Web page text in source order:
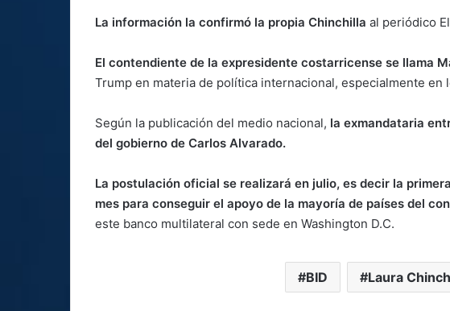
La información la confirmó la propia Chinchilla al periódico
El contendiente de la expresidente costarricense se llama
Trump en materia de política internacional, especialmente en
Según la publicación del medio nacional, la exmandataria
del gobierno de Carlos Alvarado.
La postulación oficial se realizará en julio, es decir la
mes para conseguir el apoyo de la mayoría de países del
este banco multilateral con sede en Washington D.C.
BID Laura